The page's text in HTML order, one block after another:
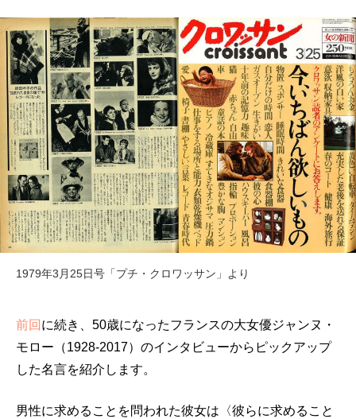
1979年3月25日号「プチ・クロワッサン」より
前回 に続き、50歳になったフランスの大女優ジャンヌ・
モロー（1928-2017）のインタビューからピックアップ
した名言を紹介します。
男性に求めることを問われた彼女は〈彼らに求めること